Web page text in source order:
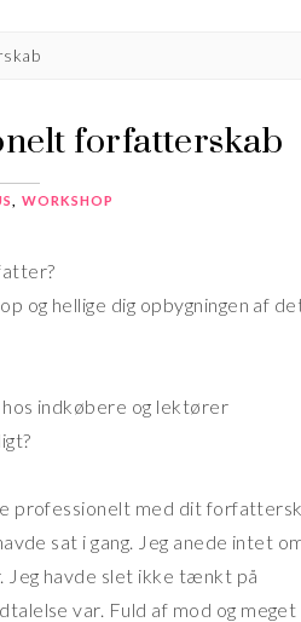
forfatterskab
WORKSHOP
og hellige dig opbygningen af
indkøbere og lektører
professionelt med dit
sat i gang. Jeg anede intet
havde slet ikke tænkt på
var. Fuld af mod og